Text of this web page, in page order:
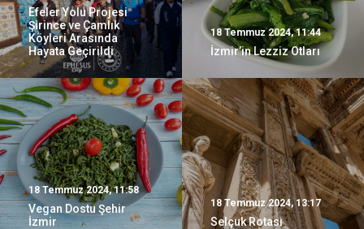
Efeler Yolu Projesi
Şirince ve Çamlık
Köyleri Arasında
Hayata Geçirildi
18 Temmuz 2024, 11:44
İzmir’in Lezziz Otları
18 Temmuz 2024, 11:58
Vegan Dostu Şehir
İzmir
18 Temmuz 2024, 13:17
Selçuk Rotası